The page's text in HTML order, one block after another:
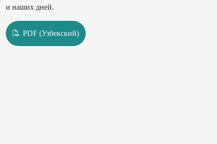
и наших дней.
PDF (Узбекский)